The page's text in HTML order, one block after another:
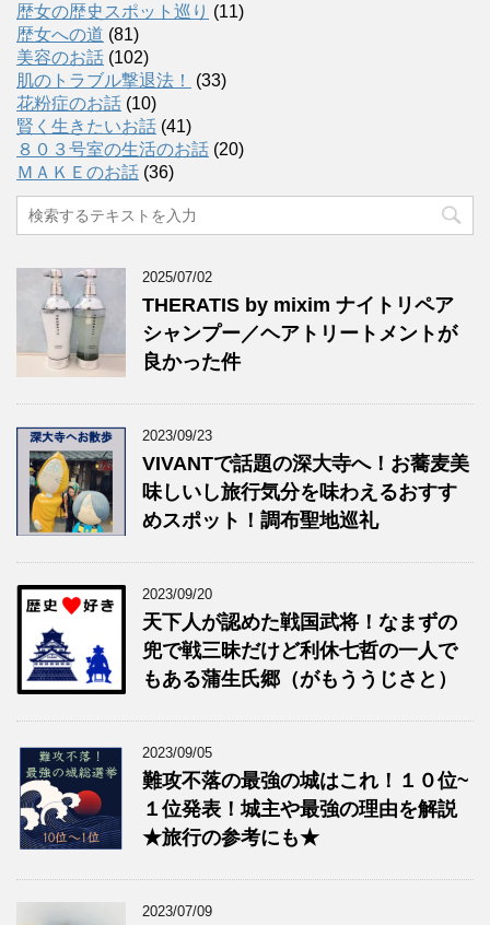
歴女の歴史スポット巡り (11)
歴女への道 (81)
美容のお話 (102)
肌のトラブル撃退法！
(33)
花粉症のお話 (10)
賢く生きたいお話 (41)
８０３号室の生活のお話 (20)
ＭＡＫＥのお話 (36)
2025/07/02
THERATIS by mixim ナイトリペア
シャンプー／ヘアトリートメントが
良かった件
2023/09/23
VIVANTで話題の深大寺へ！お蕎麦美
味しいし旅行気分を味わえるおすす
めスポット！調布聖地巡礼
2023/09/20
天下人が認めた戦国武将！なまずの
兜で戦三昧だけど利休七哲の一人で
もある蒲生氏郷（がもううじさと）
2023/09/05
難攻不落の最強の城はこれ！１０位~
１位発表！城主や最強の理由を解説
★旅行の参考にも★
2023/07/09